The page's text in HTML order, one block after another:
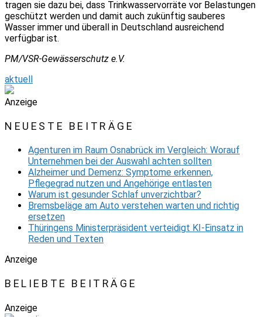
tragen sie dazu bei, dass Trinkwasservorräte vor Belastungen
geschützt werden und damit auch zukünftig sauberes
Wasser immer und überall in Deutschland ausreichend
verfügbar ist.
PM/VSR-Gewässerschutz e.V.
aktuell
Anzeige
NEUESTE BEITRÄGE
Agenturen im Raum Osnabrück im Vergleich: Worauf
Unternehmen bei der Auswahl achten sollten
Alzheimer und Demenz: Symptome erkennen,
Pflegegrad nutzen und Angehörige entlasten
Warum ist gesunder Schlaf unverzichtbar?
Bremsbeläge am Auto verstehen warten und richtig
ersetzen
Thüringens Ministerpräsident verteidigt KI-Einsatz in
Reden und Texten
Anzeige
BELIEBTE BEITRÄGE
Anzeige